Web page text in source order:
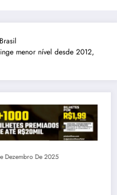
Brasil
menor nível desde 2012,
Dezembro De 2025